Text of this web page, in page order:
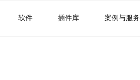
软件 插件库 案例与服务